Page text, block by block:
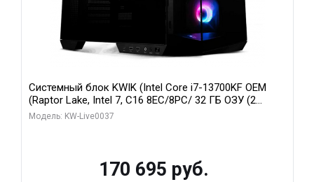
Системный блок KWIK (Intel Core i7-13700KF OEM
(Raptor Lake, Intel 7, C16 8EC/8PC/ 32 ГБ ОЗУ (2
модуля)/ Gigabyte RTX5070 AERO OC 12GB GDDR7
Модель: KW-Live0037
170 695 руб.